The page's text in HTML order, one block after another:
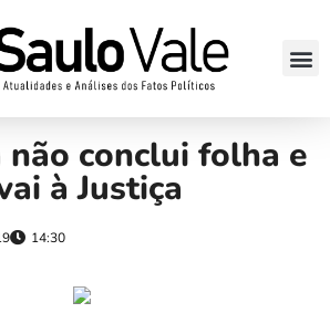
conclui folha e
à Justiça
14:30